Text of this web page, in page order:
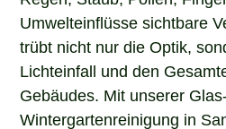
Umwelteinflüsse sichtbare
trübt nicht nur die Optik,
Lichteinfall und den
Gebäudes. Mit unserer
Wintergartenreinigung in